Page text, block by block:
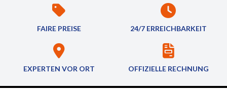
FAIRE PREISE 24/7 ERREICHBARKEIT
EXPERTEN VOR ORT OFFIZIELLE RECHNUNG